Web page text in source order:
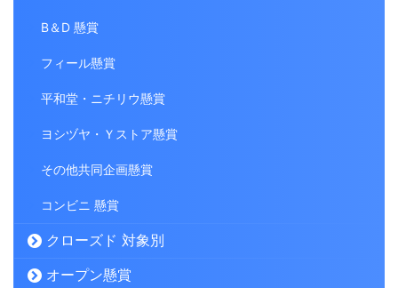
B＆D 懸賞
フィール懸賞
平和堂・ニチリウ懸賞
ヨシヅヤ・Ｙストア懸賞
その他共同企画懸賞
コンビニ 懸賞
クローズド 対象別
オープン懸賞